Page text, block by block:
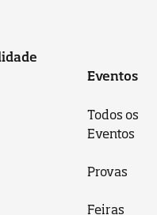
Eventos
Todos os
Eventos
Provas
Feiras